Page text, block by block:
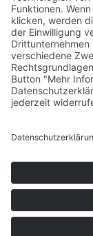
Nicht vorrätig
Startseite
Impressum
Vertrag
AGB
Zahlung &
Startseite
Vertrag
Zahlung &